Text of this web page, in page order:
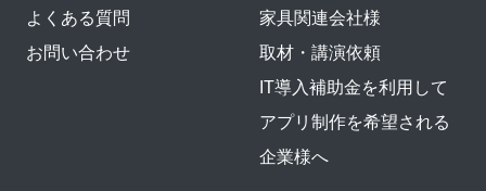
よくある質問
お問い合わせ
家具関連会社様
取材・講演依頼
IT導入補助金を利用して
アプリ制作を希望される
企業様へ